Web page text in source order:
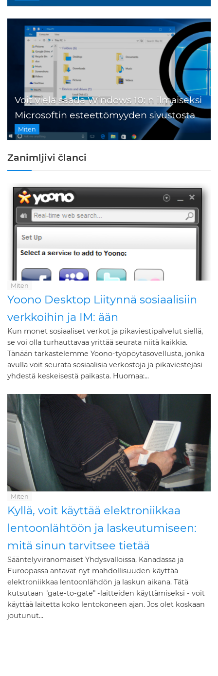
Voit vielä saada Windows 10: n ilmaiseksi
Microsoftin esteettömyyden sivustosta
Miten
Zanimljivi članci
Miten
Yoono Desktop Liitynnä sosiaalisiin
verkkoihin ja IM: ään
Kun monet sosiaaliset verkot ja pikaviestipalvelut siellä,
se voi olla turhauttavaa yrittää seurata niitä kaikkia.
Tänään tarkastelemme Yoono-työpöytäsovellusta, jonka
avulla voit seurata sosiaalisia verkostoja ja pikaviestejäsi
yhdestä keskeisestä paikasta. Huomaa:...
Miten
Kyllä, voit käyttää elektroniikkaa
lentoonlähtöön ja laskeutumiseen:
mitä sinun tarvitsee tietää
Sääntelyviranomaiset Yhdysvalloissa, Kanadassa ja
Euroopassa antavat nyt mahdollisuuden käyttää
elektroniikkaa lentoonlähdön ja laskun aikana. Tätä
kutsutaan "gate-to-gate" -laitteiden käyttämiseksi - voit
käyttää laitetta koko lentokoneen ajan. Jos olet koskaan
joutunut...